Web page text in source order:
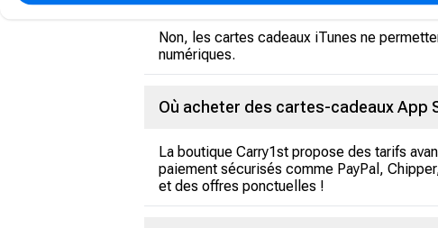
Non, les cartes cadeaux iTunes ne
numériques.
Où acheter des cartes-cadeaux App
La boutique Carry1st propose des tarifs
paiement sécurisés comme PayPal,
et des offres ponctuelles !